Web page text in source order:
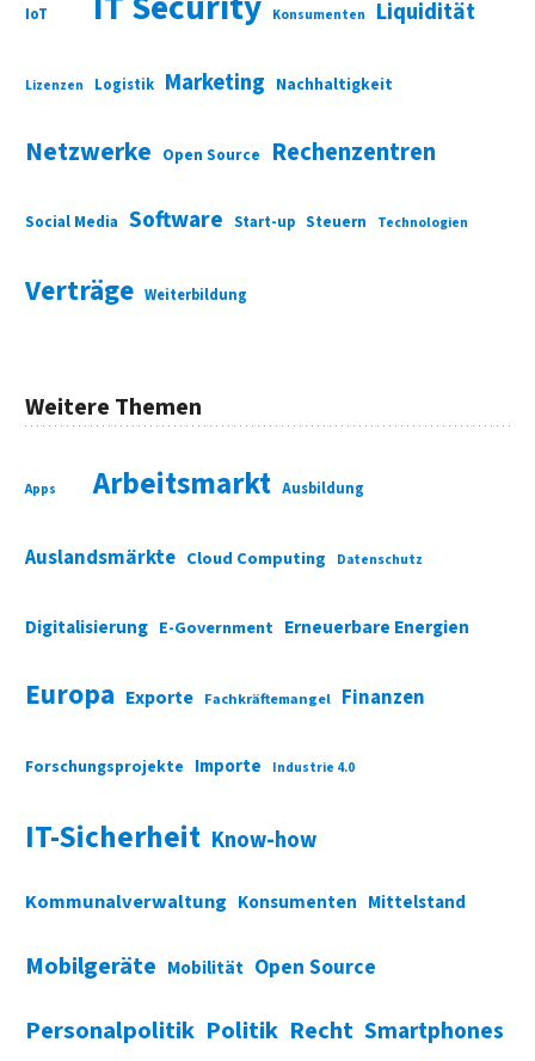
IoT Konsumenten Liquidität
Lizenzen Logistik Marketing Nachhaltigkeit
Netzwerke Open Source Rechenzentren
Social Media Software Start-up Steuern Technologien
Verträge Weiterbildung
Weitere Themen
Apps Arbeitsmarkt Ausbildung
Auslandsmärkte Cloud Computing Datenschutz
Digitalisierung E-Government Erneuerbare Energien
Europa Exporte Fachkräftemangel Finanzen
Forschungsprojekte Importe Industrie 4.0
IT-Sicherheit Know-how
Kommunalverwaltung Konsumenten Mittelstand
Mobilgeräte Mobilität Open Source
Personalpolitik Politik Recht Smartphones